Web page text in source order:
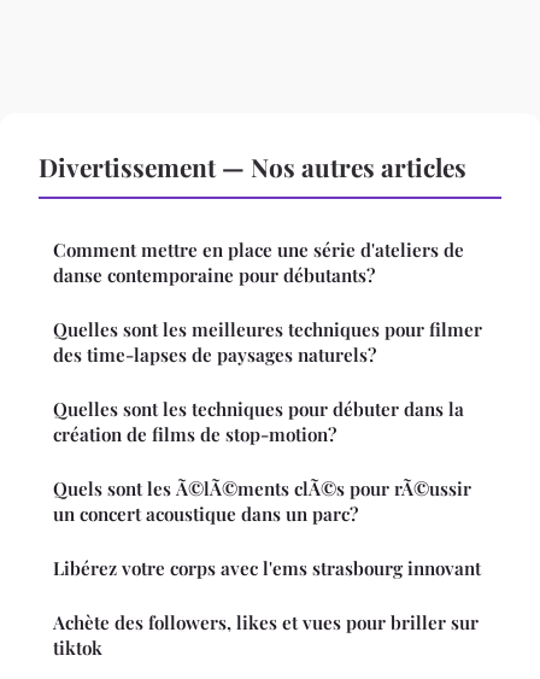
Divertissement — Nos autres articles
Comment mettre en place une série d'ateliers de
danse contemporaine pour débutants?
Quelles sont les meilleures techniques pour filmer
des time-lapses de paysages naturels?
Quelles sont les techniques pour débuter dans la
création de films de stop-motion?
Quels sont les Ã©lÃ©ments clÃ©s pour rÃ©ussir
un concert acoustique dans un parc?
Libérez votre corps avec l'ems strasbourg innovant
Achète des followers, likes et vues pour briller sur
tiktok